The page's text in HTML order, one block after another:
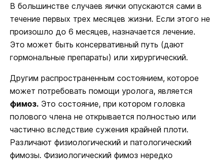
В большинстве случаев яички опускаются сами в
течение первых трех месяцев жизни. Если этого не
произошло до 6 месяцев, назначается лечение.
Это может быть консервативный путь (дают
гормональные препараты) или хирургический.
Другим распространенным состоянием, которое
может потребовать помощи уролога, является
фимоз. Это состояние, при котором головка
полового члена не открывается полностью или
частично вследствие сужения крайней плоти.
Различают физиологический и патологический
фимозы. Физиологический фимоз нередко